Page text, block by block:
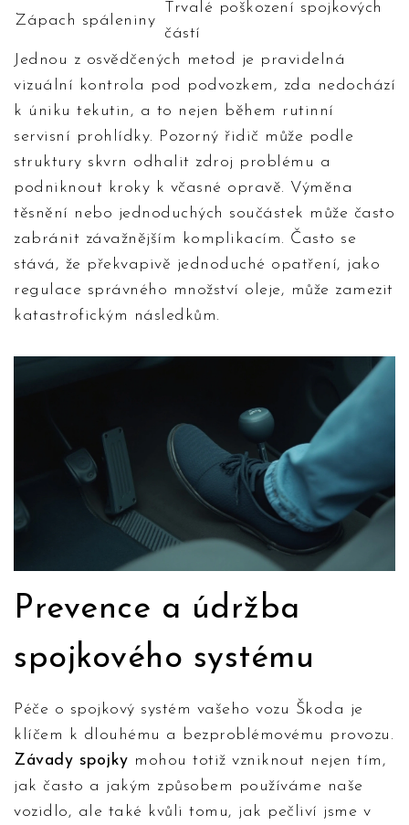
Zápach spáleniny
Trvalé poškození spojkových
částí
Jednou z osvědčených metod je pravidelná
vizuální kontrola pod podvozkem, zda nedochází
k úniku tekutin, a to nejen během rutinní
servisní prohlídky. Pozorný řidič může podle
struktury skvrn odhalit zdroj problému a
podniknout kroky k včasné opravě. Výměna
těsnění nebo jednoduchých součástek může často
zabránit závažnějším komplikacím. Často se
stává, že překvapivě jednoduché opatření, jako
regulace správného množství oleje, může zamezit
katastrofickým následkům.
Prevence a údržba
spojkového systému
Péče o spojkový systém vašeho vozu Škoda je
klíčem k dlouhému a bezproblémovému provozu.
Závady spojky mohou totiž vzniknout nejen tím,
jak často a jakým způsobem používáme naše
vozidlo, ale také kvůli tomu, jak pečliví jsme v